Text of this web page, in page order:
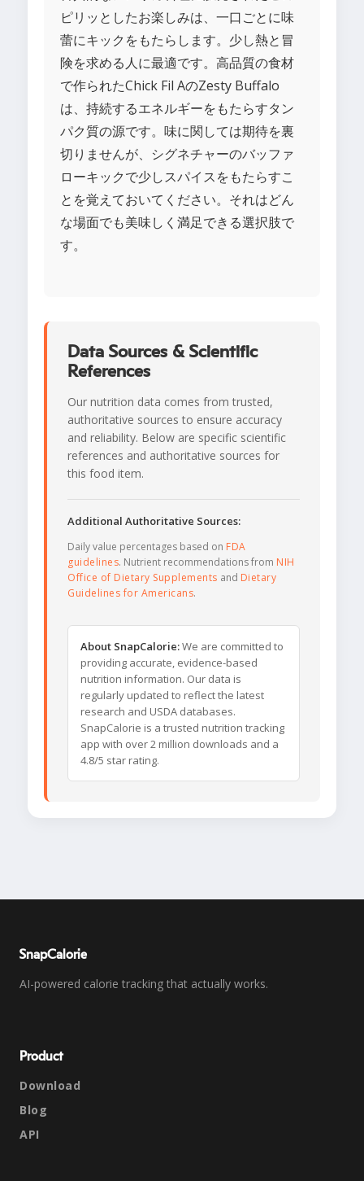
ピリッとしたお楽しみは、一口ごとに味
蕾にキックをもたらします。少し熱と冒
険を求める人に最適です。高品質の食材
で作られたChick Fil AのZesty Buffalo
は、持続するエネルギーをもたらすタン
パク質の源です。味に関しては期待を裏
切りませんが、シグネチャーのバッファ
ローキックで少しスパイスをもたらすこ
とを覚えておいてください。それはどん
な場面でも美味しく満足できる選択肢で
す。
Data Sources & Scientific
References
Our nutrition data comes from trusted,
authoritative sources to ensure accuracy
and reliability. Below are specific scientific
references and authoritative sources for
this food item.
Additional Authoritative Sources:
Daily value percentages based on FDA
guidelines. Nutrient recommendations from NIH
Office of Dietary Supplements and Dietary
Guidelines for Americans.
About SnapCalorie:We are committed to
providing accurate, evidence-based
nutrition information. Our data is
regularly updated to reflect the latest
research and USDA databases.
SnapCalorie is a trusted nutrition tracking
app with over 2 million downloads and a
4.8/5 star rating.
SnapCalorie
AI-powered calorie tracking that actually works.
Product
Download
Blog
API